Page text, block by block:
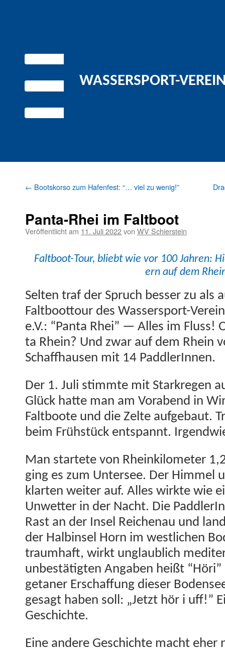
WASSERSPORT-
← Bootskorso zum Hafenfest: “… viel zu wenig!”
Panta-Rhei im Faltboot
Veröffentlicht am 11. Juli 2022von WV Schierstein
Falt­boot-Tour, bliebt wie vor 100 Jahren:
ern auf dem
Sel­ten traf der Spruch bess­er zu als
Falt­boot­tour des Wasser­sport-
e.V.: “Pan­ta Rhei” — Alles im Fluss!
ta Rhein? Und zwar auf dem Rhein
Schaffhausen mit 14 PaddlerInnen.
Der 1. Juli stimmte mit Starkre­gen
Glück hat­te man am Vor­abend in
Falt­boote und die Zelte aufge­baut.
beim Früh­stück entspan­nt.
Man startete von Rheinkilo­me­ter
ging es zum Unter­see. Der Him­mel
klarten weit­er auf. Alles wirk­te wie
Unwet­ter in der Nacht. Die
Rast an der Insel Reichenau und
der Hal­binsel Horn im west­lichen
traumhaft, wirkt unglaublich
unbestätigten Angaben heißt
getan­er Erschaf­fung dieser
gesagt haben soll: „Jet­zt hör i uff!”
Geschichte.
Eine andere Geschichte macht eher